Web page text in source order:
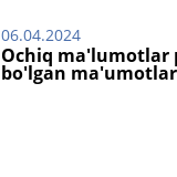
06.04.2024
Ochiq ma'lumotlar
bo'lgan ma'umotlar